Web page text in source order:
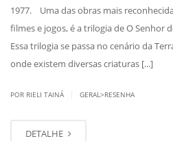
1977. Uma das obras mais
filmes e jogos, é a trilogia de O Senhor
Essa trilogia se passa no cenário da
onde existem diversas criaturas [...]
POR RIELI TAINÁ GERAL>RESENHA
DETALHE